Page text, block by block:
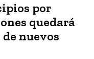
por
quedará
nuevos